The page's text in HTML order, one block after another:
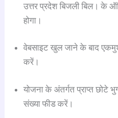
उत्तर प्रदेश बिजली बिल। के
होगा।
वेबसाइट खुल जाने के बाद
करें।
योजना के अंतर्गत प्राप्त छोटे
संख्या फीड करें।